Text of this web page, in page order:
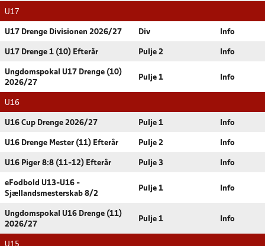
U17
U17 Drenge Divisionen 2026/27 Div Info
U17 Drenge 1 (10) Efterår Pulje 2 Info
Ungdomspokal U17 Drenge (10)
2026/27
Pulje 1 Info
U16
U16 Cup Drenge 2026/27 Pulje 1 Info
U16 Drenge Mester (11) Efterår Pulje 2 Info
U16 Piger 8:8 (11-12) Efterår Pulje 3 Info
eFodbold U13-U16 -
Sjællandsmesterskab 8/2
Pulje 1 Info
Ungdomspokal U16 Drenge (11)
2026/27
Pulje 1 Info